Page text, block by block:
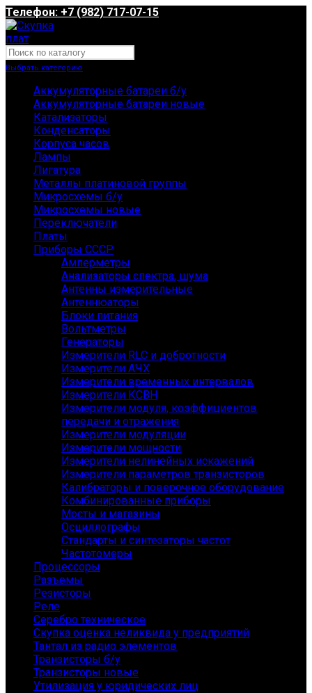
Телефон: +7 (982) 717-07-15
Выбрать категорию
Аккумуляторные батареи б/у
Аккумуляторные батареи новые
Катализаторы
Конденсаторы
Корпуса часов
Лампы
Лигатура
Металлы платиновой группы
Микросхемы б/у
Микросхемы новые
Переключатели
Платы
Приборы СССР
Амперметры
Анализаторы спектра, шума
Антенны измерительные
Антеннюаторы
Блоки питания
Вольтметры
Генераторы
Измерители RLC и добротности
Измерители АЧХ
Измерители временных интервалов
Измерители КСВН
Измерители модуля, коэффициентов
передачи и отражения
Измерители модуляции
Измерители мощности
Измерители нелинейных искажений
Измерители параметров транзисторов
Калибраторы и поверочное оборудование
Комбинированные приборы
Мосты и магазины
Осциллографы
Стандарты и синтезаторы частот
Частотомеры
Процессоры
Разъемы
Резисторы
Реле
Серебро техническое
Скупка оценка неликвида у предприятий
Тантал из радио элементов
Транзисторы б/у
Транзисторы новые
Утилизация у юридических лиц